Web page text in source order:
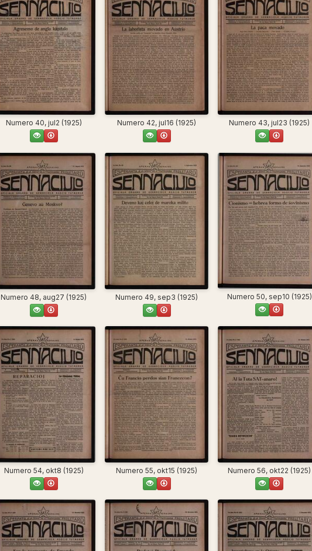
Numero 40, jul2 (1925) Numero 42, jul16 (1925) Numero 43, jul23 (1925)
Numero 48, aug27 (1925) Numero 49, sep3 (1925) Numero 50, sep10 (1925)
Numero 54, okt8 (1925) Numero 55, okt15 (1925) Numero 56, okt22 (1925)